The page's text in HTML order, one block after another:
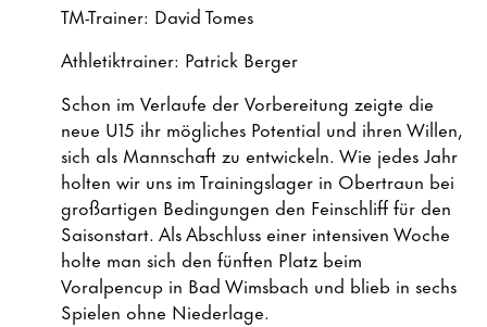
TM-Trainer: David Tomes
Athletiktrainer: Patrick Berger
Schon im Verlaufe der Vorbereitung zeigte die
neue U15 ihr mögliches Potential und ihren Willen,
sich als Mannschaft zu entwickeln. Wie jedes Jahr
holten wir uns im Trainingslager in Obertraun bei
großartigen Bedingungen den Feinschliff für den
Saisonstart. Als Abschluss einer intensiven Woche
holte man sich den fünften Platz beim
Voralpencup in Bad Wimsbach und blieb in sechs
Spielen ohne Niederlage.